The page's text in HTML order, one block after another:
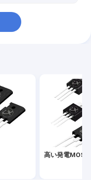
高い発電